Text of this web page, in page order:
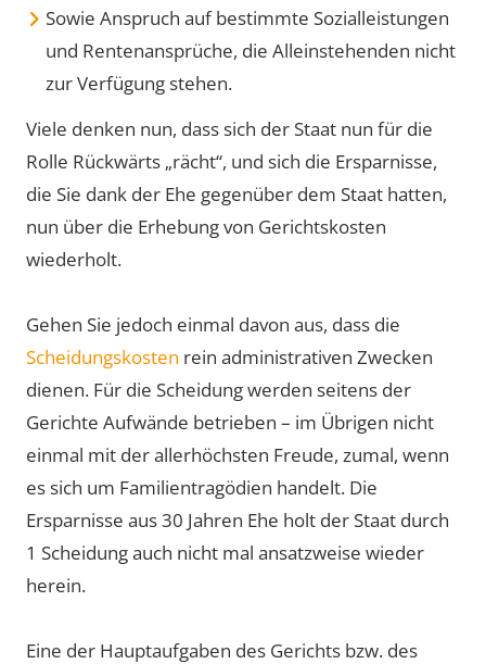
Sowie Anspruch auf bestimmte Sozialleistungen
und Rentenansprüche, die Alleinstehenden nicht
zur Verfügung stehen.
Viele denken nun, dass sich der Staat nun für die
Rolle Rückwärts „rächt“, und sich die Ersparnisse,
die Sie dank der Ehe gegenüber dem Staat hatten,
nun über die Erhebung von Gerichtskosten
wiederholt.
Gehen Sie jedoch einmal davon aus, dass die
Scheidungskosten rein administrativen Zwecken
dienen. Für die Scheidung werden seitens der
Gerichte Aufwände betrieben – im Übrigen nicht
einmal mit der allerhöchsten Freude, zumal, wenn
es sich um Familientragödien handelt. Die
Ersparnisse aus 30 Jahren Ehe holt der Staat durch
1 Scheidung auch nicht mal ansatzweise wieder
herein.
Eine der Hauptaufgaben des Gerichts bzw. des